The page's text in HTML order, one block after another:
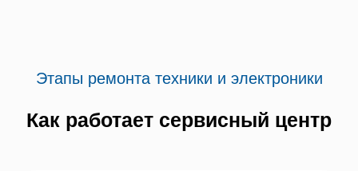
Этапы ремонта техники и электроники
Как работает сервисный центр